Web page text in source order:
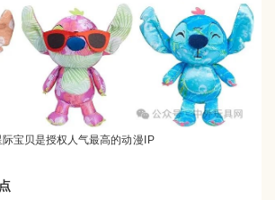
际宝贝是授权人气最高的动漫IP